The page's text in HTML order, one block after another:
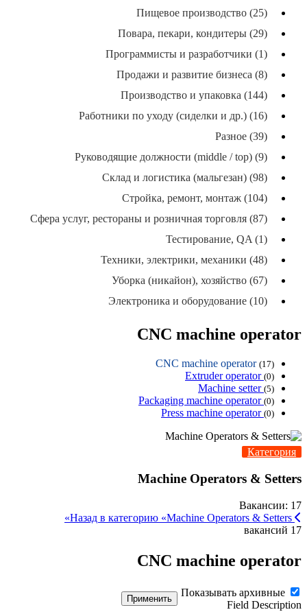
Пищевое производство (25)
Повара, пекари, кондитеры (29)
Программисты и разработчики (1)
Продажи и развитие бизнеса (8)
Производство и упаковка (144)
Работники по уходу (сиделки и др.) (16)
Разное (39)
Руководящие должности (middle / top) (9)
Склад и логистика (мальгезан) (98)
Стройка, ремонт, монтаж (104)
Сфера услуг, рестораны и розничная торговля (87)
Тестирование, QA (1)
Техники, электрики, механики (48)
Уборка (никайон), хозяйство (67)
Электроника и оборудование (10)
CNC machine operator
CNC machine operator (17)
Extruder operator (0)
Machine setter (5)
Packaging machine operator (0)
Press machine operator (0)
Категория
Machine Operators & Setters
Вакансии: 17
17 вакансий
CNC machine operator
Показывать архивные
Field Description
Применить